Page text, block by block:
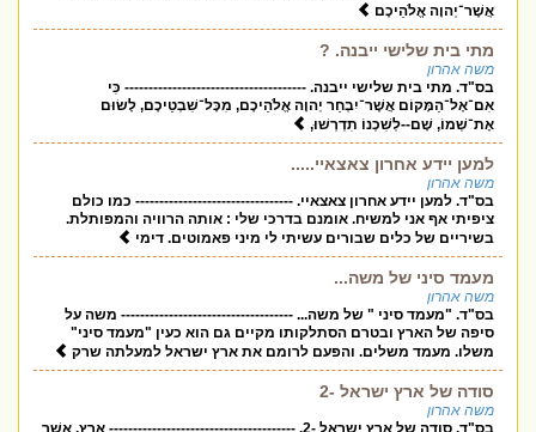
אֲשֶׁר־יְהוָה אֱלֹהֵיכֶם
מתי בית שלישי ייבנה. ?
משה אהרון
בס"ד. מתי בית שלישי ייבנה. -------------------------------------- כִּי
אִם־אֶל־הַמָּקוֹם אֲשֶׁר־יִבְחַר יְהוָה אֱלֹהֵיכֶם, מִכָּל־שִׁבְטֵיכֶם, לָשׂוּם
אֶת־שְׁמוֹ, שָׁם--לְשִׁכְנוֹ תִדְרְשׁוּ,
למען יידע אחרון צאצאיי.....
משה אהרון
בס"ד. למען יידע אחרון צאצאיי. --------------------------------- כמו כולם
ציפיתי אף אני למשיח. אומנם בדרכי שלי : אותה הרוויה והמפותלת.
בשיריים של כלים שבורים עשיתי לי מיני פאמוטים. דימי
מעמד סיני של משה...
משה אהרון
בס"ד. "מעמד סיני " של משה... ------------------------------------ משה על
סיפה של הארץ ובטרם הסתלקותו מקיים גם הוא כעין "מעמד סיני"
משלו. מעמד משלים. והפעם לרומם את ארץ ישראל למעלתה שרק
סודה של ארץ ישראל -2
משה אהרון
בס"ד. סודה של ארץ ישראל -2. --------------------------------------- אֶרֶץ, אֲשֶׁר